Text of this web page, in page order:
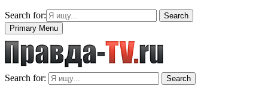
Search for:
Search
Primary Menu
Search for: Search